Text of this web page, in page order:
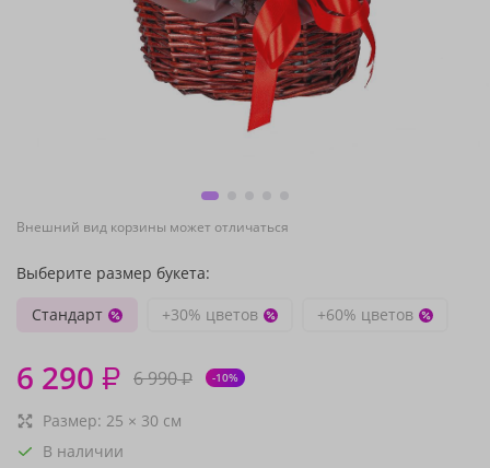
Внешний вид корзины может отличаться
Выберите размер букета:
Стандарт
+30% цветов +60% цветов
6 290 ₽ 6 990₽ -10%
Размер: 25 × 30 см
В наличии